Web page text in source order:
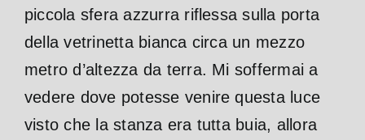
piccola sfera azzurra riflessasulla porta
della vetrinetta bianca circa un mezzo
metro d’altezza da terra. Mi soffermai a
vedere dove potesse venire questa luce
visto che la stanza era tutta buia, allora